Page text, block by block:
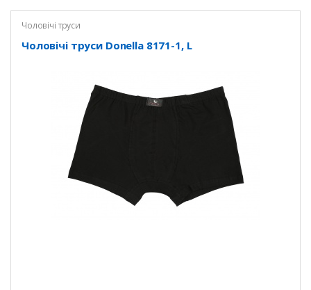
Чоловічі труси
Чоловічі труси Donella 8171-1, L